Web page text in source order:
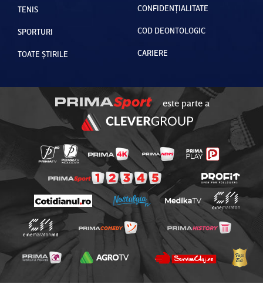
TENIS
SPORTURI
TOATE ȘTIRILE
CONFIDENȚIALITATE
COD DEONTOLOGIC
CARIERE
este parte a